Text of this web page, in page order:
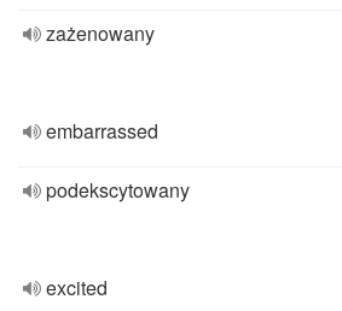
zażenowany
embarrassed
podekscytowany
excited